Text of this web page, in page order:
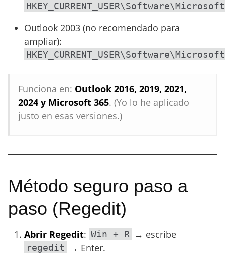
Outlook 2003 (no recomendado para
ampliar):
Funciona en: Outlook 2016, 2019, 2021,
2024 y Microsoft 365. (Yo lo he aplicado
justo en esas versiones.)
Método seguro paso a
paso (Regedit)
Abrir Regedit: Win + R → escribe
regedit
→ Enter.